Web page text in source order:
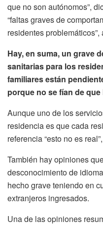
que no son autónomos”,
“faltas graves de
residentes problemáticos”,
Hay, en suma, un grave
sanitarias para los
familiares están
porque no se fían de
Aunque uno de los
residencia es que cada
referencia “esto no es
También hay opiniones
desconocimiento de
hecho grave teniendo en
extranjeros ingresados.
Una de las opiniones